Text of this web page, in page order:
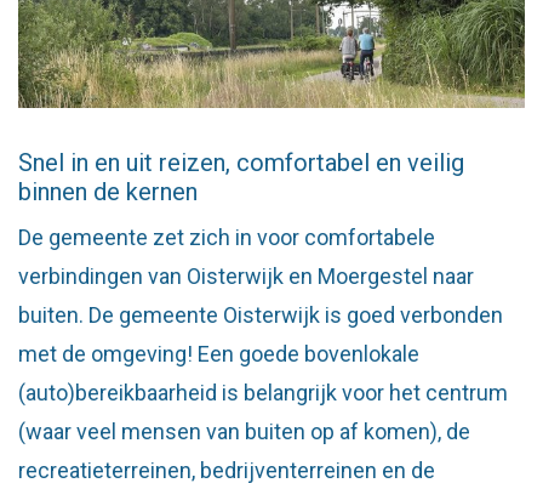
Snel in en uit reizen, comfortabel en veilig
binnen de kernen
De gemeente zet zich in voor comfortabele
verbindingen van Oisterwijk en Moergestel naar
buiten. De gemeente Oisterwijk is goed verbonden
met de omgeving! Een goede bovenlokale
(auto)bereikbaarheid is belangrijk voor het centrum
(waar veel mensen van buiten op af komen), de
recreatieterreinen, bedrijventerreinen en de